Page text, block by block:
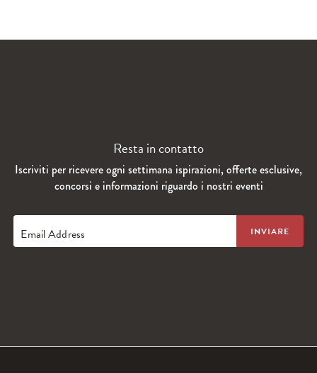
Resta in contatto
Iscriviti per ricevere ogni settimana ispirazioni, offerte esclusive,
concorsi e informazioni riguardo i nostri eventi
Email Address